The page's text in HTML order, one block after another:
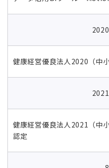
健康経営優良法人2020（中
健康経営優良法人2021（中
認定